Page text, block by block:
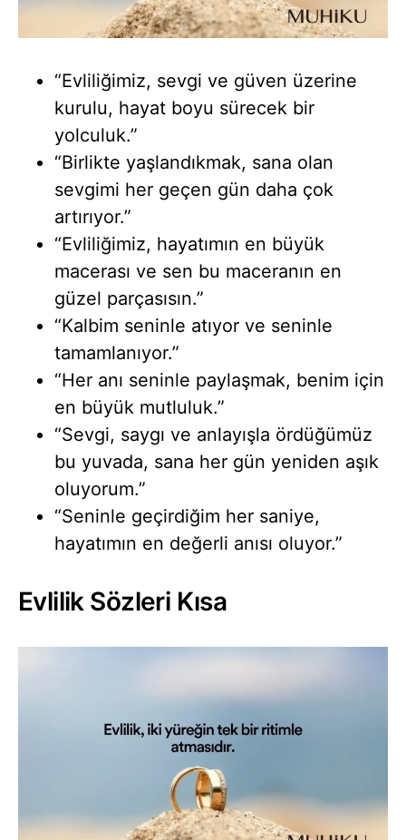
“Evliliğimiz, sevgi ve güven üzerine
kurulu, hayat boyu sürecek bir
yolculuk.”
“Birlikte yaşlandıkmak, sana olan
sevgimi her geçen gün daha çok
artırıyor.”
“Evliliğimiz, hayatımın en büyük
macerası ve sen bu maceranın en
güzel parçasısın.”
“Kalbim seninle atıyor ve seninle
tamamlanıyor.”
“Her anı seninle paylaşmak, benim için
en büyük mutluluk.”
“Sevgi, saygı ve anlayışla ördüğümüz
bu yuvada, sana her gün yeniden aşık
oluyorum.”
“Seninle geçirdiğim her saniye,
hayatımın en değerli anısı oluyor.”
Evlilik Sözleri Kısa